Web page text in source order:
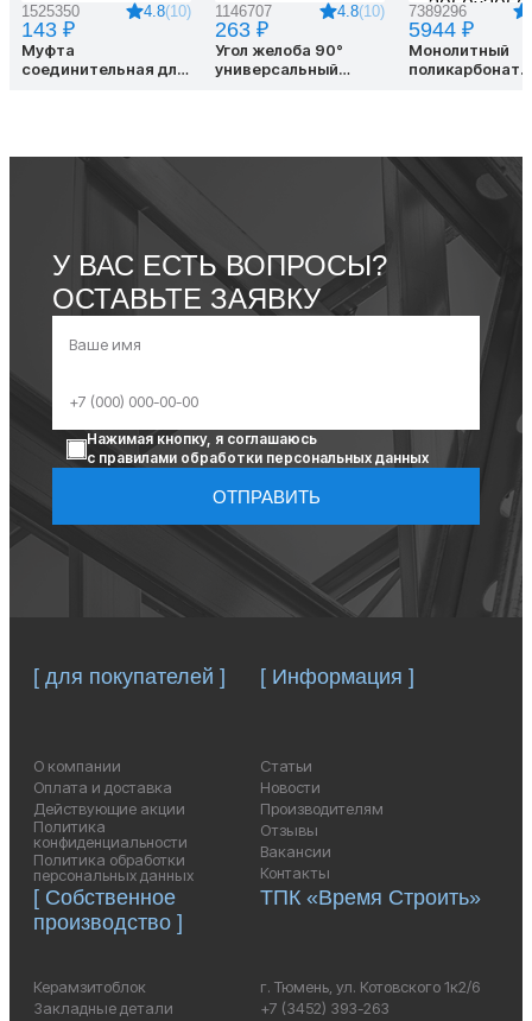
1525350 4.8(10)
143 ₽
Муфта
соединительная для
1146707 4.8(10)
263 ₽
Угол желоба 90°
универсальный
7389296
5944 ₽
Монолитный
поликарбонат
У ВАС ЕСТЬ ВОПРОСЫ?
ОСТАВЬТЕ ЗАЯВКУ
Нажимая кнопку, я соглашаюсь
с правилами обработки персональных данных
ОТПРАВИТЬ
[ для покупателей ]
О компании
Оплата и доставка
Действующие акции
Политика
конфиденциальности
Политика обработки
персональных данных
[ Собственное
производство ]
Керамзитоблок
Закладные детали
[ Информация ]
Статьи
Новости
Производителям
Отзывы
Вакансии
Контакты
ТПК «Время Строить»
г. Тюмень, ул. Котовского 1к2/6
+7 (3452) 393-263